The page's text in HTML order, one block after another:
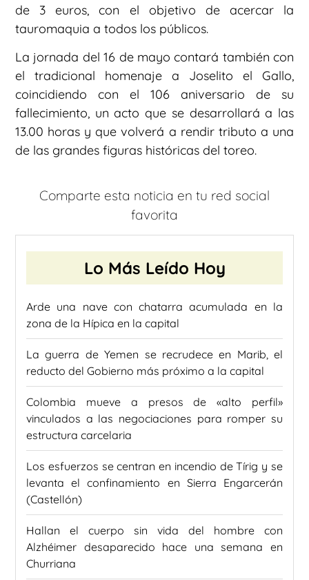
de 3 euros, con el objetivo de acercar la
tauromaquia a todos los públicos.
La jornada del 16 de mayo contará también con
el tradicional homenaje a Joselito el Gallo,
coincidiendo con el 106 aniversario de su
fallecimiento, un acto que se desarrollará a las
13.00 horas y que volverá a rendir tributo a una
de las grandes figuras históricas del toreo.
Comparte esta noticia en tu red social
favorita
Lo Más Leído Hoy
Arde una nave con chatarra acumulada en la
zona de la Hípica en la capital
La guerra de Yemen se recrudece en Marib, el
reducto del Gobierno más próximo a la capital
Colombia mueve a presos de «alto perfil»
vinculados a las negociaciones para romper su
estructura carcelaria
Los esfuerzos se centran en incendio de Tírig y se
levanta el confinamiento en Sierra Engarcerán
(Castellón)
Hallan el cuerpo sin vida del hombre con
Alzhéimer desaparecido hace una semana en
Churriana